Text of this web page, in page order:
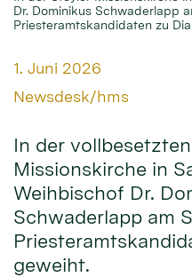
Dr. Dominikus Schwaderlapp
Priesteramtskandidaten zu
Datum:
1. Juni 2026
Von:
Newsdesk/hms
In der
Missionskirche in
Weihbischof Dr.
Schwaderlapp am
geweiht.